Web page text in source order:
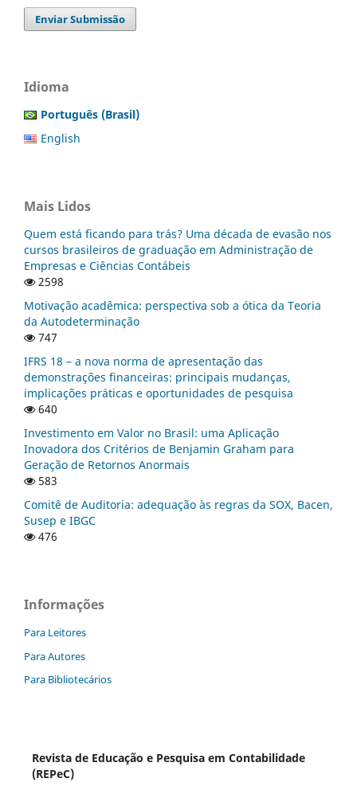
Enviar Submissão
Idioma
Português (Brasil)
English
Mais Lidos
Quem está ficando para trás? Uma década de evasão nos
cursos brasileiros de graduação em Administração de
Empresas e Ciências Contábeis
2598
Motivação acadêmica: perspectiva sob a ótica da Teoria
da Autodeterminação
747
IFRS 18 – a nova norma de apresentação das
demonstrações financeiras: principais mudanças,
implicações práticas e oportunidades de pesquisa
640
Investimento em Valor no Brasil: uma Aplicação
Inovadora dos Critérios de Benjamin Graham para
Geração de Retornos Anormais
583
Comitê de Auditoria: adequação às regras da SOX, Bacen,
Susep e IBGC
476
Informações
Para Leitores
Para Autores
Para Bibliotecários
Revista de Educação e Pesquisa em Contabilidade
(REPeC)